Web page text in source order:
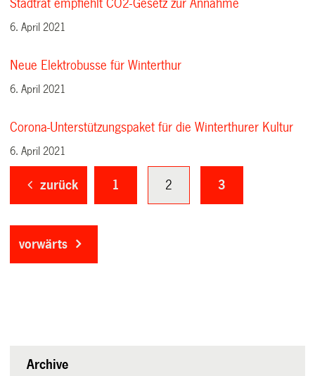
Stadtrat empfiehlt CO2-Gesetz zur Annahme
6. April 2021
Neue Elektrobusse für Winterthur
6. April 2021
Corona-Unterstützungspaket für die Winterthurer Kultur
6. April 2021
zurück 1 2 3
vorwärts
Archive